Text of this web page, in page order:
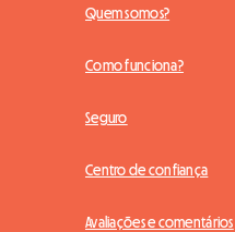
Quem somos?
Como funciona?
Seguro
Centro de confiança
Avaliações e comentários